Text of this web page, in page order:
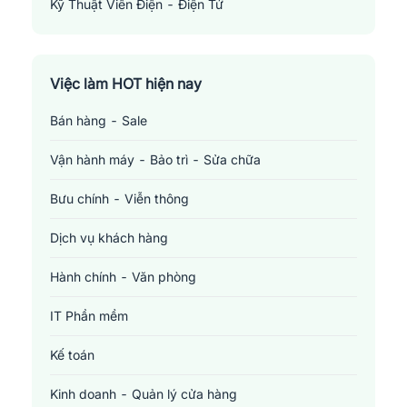
Kỹ Thuật Viên Điện - Điện Tử
Việc làm HOT hiện nay
Bán hàng - Sale
Vận hành máy - Bảo trì - Sửa chữa
Bưu chính - Viễn thông
Dịch vụ khách hàng
Hành chính - Văn phòng
IT Phần mềm
Kế toán
Kinh doanh - Quản lý cửa hàng